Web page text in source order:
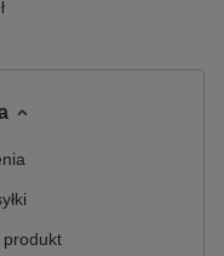
produkt